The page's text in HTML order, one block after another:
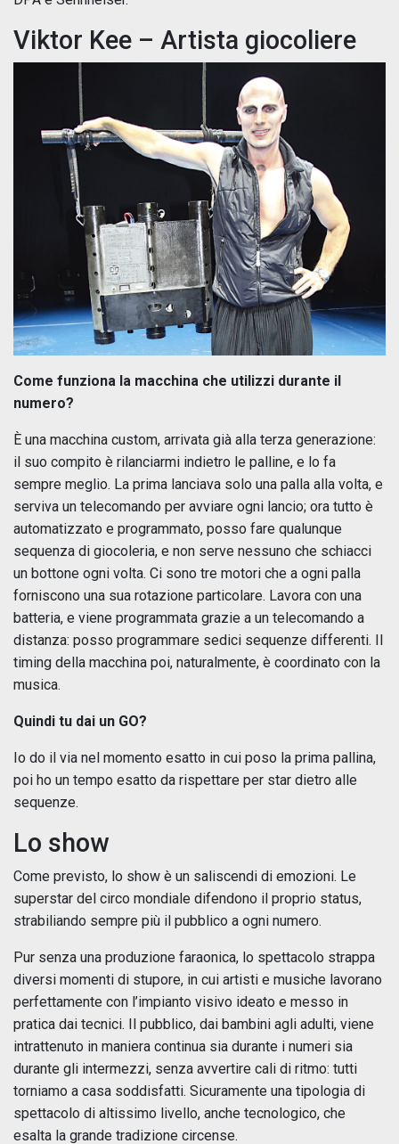
Viktor Kee – Artista giocoliere
Come funziona la macchina che utilizzi durante il
numero?
È una macchina custom, arrivata già alla terza generazione:
il suo compito è rilanciarmi indietro le palline, e lo fa
sempre meglio. La prima lanciava solo una palla alla volta, e
serviva un telecomando per avviare ogni lancio; ora tutto è
automatizzato e programmato, posso fare qualunque
sequenza di giocoleria, e non serve nessuno che schiacci
un bottone ogni volta. Ci sono tre motori che a ogni palla
forniscono una sua rotazione particolare. Lavora con una
batteria, e viene programmata grazie a un telecomando a
distanza: posso programmare sedici sequenze differenti. Il
timing della macchina poi, naturalmente, è coordinato con la
musica.
Quindi tu dai un GO?
Io do il via nel momento esatto in cui poso la prima pallina,
poi ho un tempo esatto da rispettare per star dietro alle
sequenze.
Lo show
Come previsto, lo show è un saliscendi di emozioni. Le
superstar del circo mondiale difendono il proprio status,
strabiliando sempre più il pubblico a ogni numero.
Pur senza una produzione faraonica, lo spettacolo strappa
diversi momenti di stupore, in cui artisti e musiche lavorano
perfettamente con l’impianto visivo ideato e messo in
pratica dai tecnici. Il pubblico, dai bambini agli adulti, viene
intrattenuto in maniera continua sia durante i numeri sia
durante gli intermezzi, senza avvertire cali di ritmo: tutti
torniamo a casa soddisfatti. Sicuramente una tipologia di
spettacolo di altissimo livello, anche tecnologico, che
esalta la grande tradizione circense.